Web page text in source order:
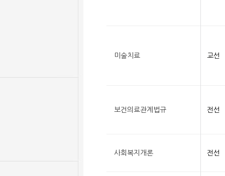
미술치료 교선
보건의료관계법규 전선
사회복지개론 전선